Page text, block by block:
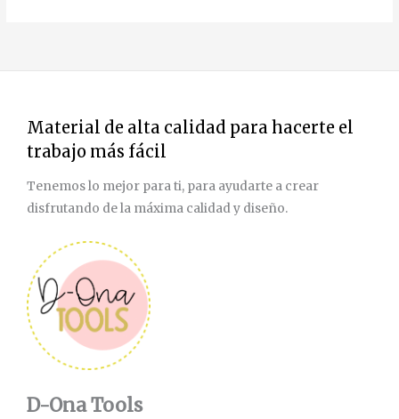
Material de alta calidad para hacerte el
trabajo más fácil
Tenemos lo mejor para ti, para ayudarte a crear
disfrutando de la máxima calidad y diseño.
D-Ona Tools